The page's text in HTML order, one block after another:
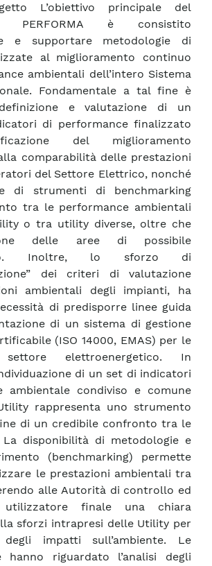
L’obiettivo principale del
PERFORMA è consistito
e supportare metodologie di
al miglioramento continuo
ambientali dell’intero Sistema
Fondamentale a tal fine è
e valutazione di un
di performance finalizzato
del miglioramento
comparabilità delle prestazioni
del Settore Elettrico, nonché
di strumenti di benchmarking
tra le performance ambientali
o tra utility diverse, oltre che
delle aree di possibile
Inoltre, lo sforzo di
dei criteri di valutazione
ambientali degli impianti, ha
di predisporre linee guida
di un sistema di gestione
(ISO 14000, EMAS) per le
elettroenergetico. In
di un set di indicatori
ambientale condiviso e comune
rappresenta uno strumento
di un credibile confronto tra le
La disponibilità di metodologie e
(benchmarking) permette
le prestazioni ambientali tra
alle Autorità di controllo ed
finale una chiara
sforzi intrapresi delle Utility per
impatti sull’ambiente. Le
hanno riguardato l’analisi degli